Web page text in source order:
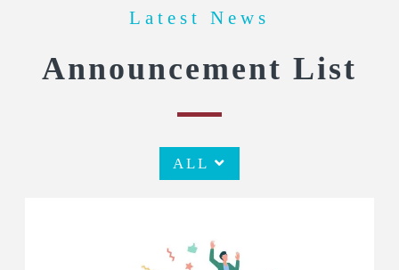
Latest News
Announcement List
ALL